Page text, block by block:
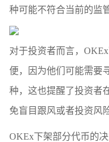
种可能不符合当前的监
对于投资者而言，
便，因为他们可能需要
种，这也提醒了投资者
免盲目跟风或者投资风
OKEx下架部分代币的